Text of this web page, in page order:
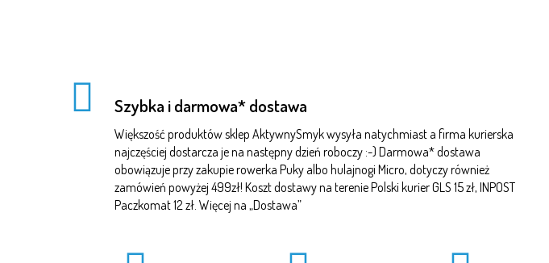
Szybka i darmowa* dostawa
Większość produktów sklep AktywnySmyk wysyła natychmiast a firma kurierska
najczęściej dostarcza je na następny dzień roboczy :-) Darmowa* dostawa
obowiązuje przy zakupie rowerka Puky albo hulajnogi Micro, dotyczy również
zamówień powyżej 499zł! Koszt dostawy na terenie Polski kurier GLS 15 zł, INPOST
Paczkomat 12 zł. Więcej na „Dostawa”